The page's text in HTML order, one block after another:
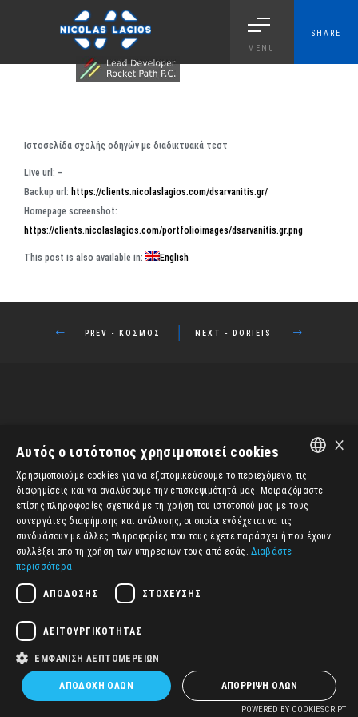
MENU
SHARE
PROJECT DETAILS
Ιστοσελίδα σχολής οδηγών με διαδικτυακά τεστ
Live url: –
Backup url: https://clients.nicolaslagios.com/dsarvanitis.gr/
Homepage screenshot:
https://clients.nicolaslagios.com/portfolioimages/dsarvanitis.gr.png
This post is also available in: English
PREV - ΚΌΣΜΟΣ
(COSMOSPRESS)
NEXT - DORIEIS
ENGLISH
ΕΛΛΗΝΙΚΆ
×
Αυτός ο ιστότοπος χρησιμοποιεί cookies
Χρησιμοποιούμε cookies για να εξατομικεύσουμε το περιεχόμενο, τις
διαφημίσεις και να αναλύσουμε την επισκεψιμότητά μας. Μοιραζόμαστε
επίσης πληροφορίες σχετικά με τη χρήση του ιστότοπού μας με τους
συνεργάτες διαφήμισης και ανάλυσης, οι οποίοι ενδέχεται να τις
συνδυάσουν με άλλες πληροφορίες που τους έχετε παράσχει ή που έχουν
συλλέξει από τη χρήση των υπηρεσιών τους από εσάς. Διαβάστε
περισσότερα
ΑΠΌΔΟΣΗΣ ΣΤΌΧΕΥΣΗΣ
ΛΕΙΤΟΥΡΓΙΚΌΤΗΤΑΣ
ΕΜΦΆΝΙΣΗ ΛΕΠΤΟΜΕΡΕΙΏΝ
ΑΠΟΔΟΧΉ ΌΛΩΝ ΑΠΌΡΡΙΨΗ ΌΛΩΝ
POWERED BY COOKIESCRIPT